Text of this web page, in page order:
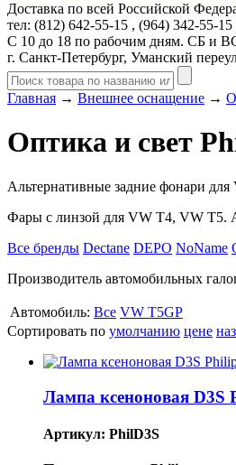
Доставка по всей Российской
тел: (812) 642-55-15 , (964) 342-55-15
С 10 до 18 по рабочим дням. СБ и
г. Санкт-Петербург, Уманский
Главная → Внешнее оснащение →
Оптика и свет
Альтернативные задние фонари
Фары с линзой для VW T4, VW T5.
Все бренды Dectane DEPO NoName
Производитель автомобильных
Автомобиль: Все VW T5GP
Сортировать по умолчанию цене
Лампа ксеноновая D3S
Артикул: PhilD3S